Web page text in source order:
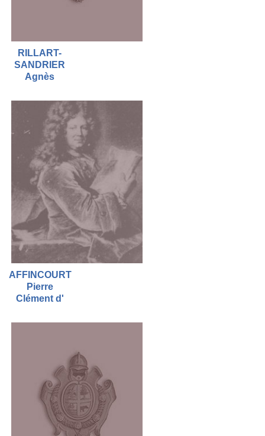
RILLART-
SANDRIER
Agnès
AFFINCOURT
Pierre
Clément d'